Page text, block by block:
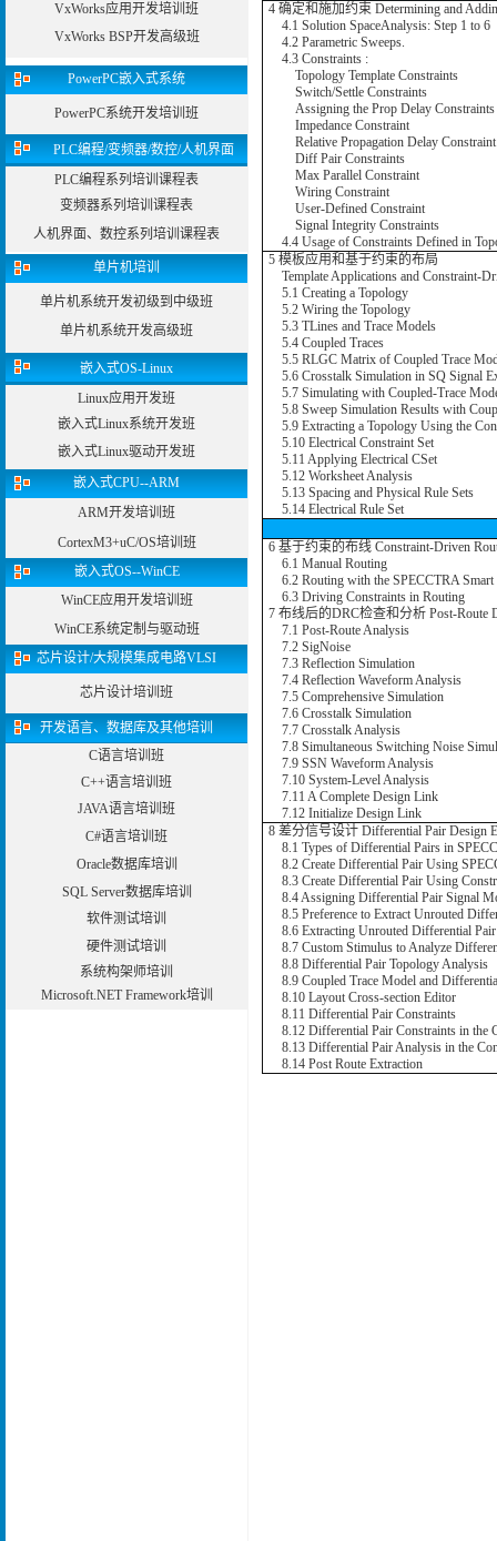
VxWorks应用开发培训班
VxWorks BSP开发高级班
PowerPC嵌入式系统
PowerPC系统开发培训班
PLC编程/变频器/数控/人机界面
PLC编程系列培训课程表
变频器系列培训课程表
人机界面、数控系列培训课程表
单片机培训
单片机系统开发初级到中级班
单片机系统开发高级班
嵌入式OS-Linux
Linux应用开发班
嵌入式Linux系统开发班
嵌入式Linux驱动开发班
嵌入式CPU--ARM
ARM开发培训班
CortexM3+uC/OS培训班
嵌入式OS--WinCE
WinCE应用开发培训班
WinCE系统定制与驱动班
芯片设计/大规模集成电路VLSI
芯片设计培训班
开发语言、数据库及其他培训
C语言培训班
C++语言培训班
JAVA语言培训班
C#语言培训班
Oracle数据库培训
SQL Server数据库培训
软件测试培训
硬件测试培训
系统构架师培训
Microsoft.NET Framework培训
4 确定和施加约束 Determining and
4.1 Solution SpaceAnalysis: Step 1 to 6
4.2 Parametric Sweeps.
4.3 Constraints :
Topology Template Constraints
Switch/Settle Constraints
Assigning the Prop Delay Constraints
Impedance Constraint
Relative Propagation Delay Constraint
Diff Pair Constraints
Max Parallel Constraint
Wiring Constraint
User-Defined Constraint
Signal Integrity Constraints
4.4 Usage of Constraints Defined in
5 模板应用和基于约束的布局
Template Applications and Constraint-
5.1 Creating a Topology
5.2 Wiring the Topology
5.3 TLines and Trace Models
5.4 Coupled Traces
5.5 RLGC Matrix of Coupled Trace
5.6 Crosstalk Simulation in SQ Signal
5.7 Simulating with Coupled-Trace
5.8 Sweep Simulation Results with
5.9 Extracting a Topology Using the
5.10 Electrical Constraint Set
5.11 Applying Electrical CSet
5.12 Worksheet Analysis
5.13 Spacing and Physical Rule Sets
5.14 Electrical Rule Set
6 基于约束的布线 Constraint-Driven
6.1 Manual Routing
6.2 Routing with the SPECCTRA Smart
6.3 Driving Constraints in Routing
7 布线后的DRC检查和分析 Post-Route
7.1 Post-Route Analysis
7.2 SigNoise
7.3 Reflection Simulation
7.4 Reflection Waveform Analysis
7.5 Comprehensive Simulation
7.6 Crosstalk Simulation
7.7 Crosstalk Analysis
7.8 Simultaneous Switching Noise
7.9 SSN Waveform Analysis
7.10 System-Level Analysis
7.11 A Complete Design Link
7.12 Initialize Design Link
8 差分信号设计 Differential Pair Design
8.1 Types of Differential Pairs in
8.2 Create Differential Pair Using
8.3 Create Differential Pair Using
8.4 Assigning Differential Pair Signal
8.5 Preference to Extract Unrouted
8.6 Extracting Unrouted Differential
8.7 Custom Stimulus to Analyze
8.8 Differential Pair Topology Analysis
8.9 Coupled Trace Model and
8.10 Layout Cross-section Editor
8.11 Differential Pair Constraints
8.12 Differential Pair Constraints in the
8.13 Differential Pair Analysis in the
8.14 Post Route Extraction